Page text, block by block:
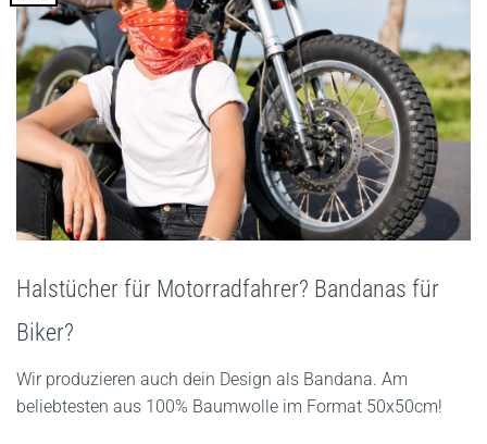
Halstücher für Motorradfahrer? Bandanas für
Biker?
Wir produzieren auch dein Design als Bandana. Am
beliebtesten aus 100% Baumwolle im Format 50x50cm!